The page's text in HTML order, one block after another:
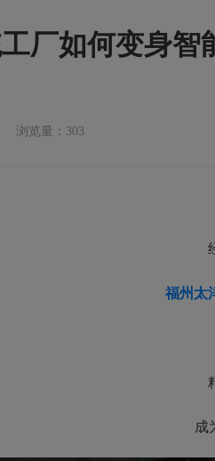
厂如何变身智
浏览量：303
福州太
成